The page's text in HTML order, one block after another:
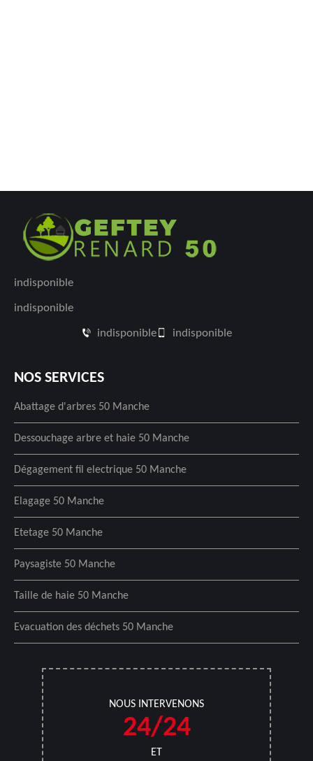
indisponible
indisponible
indisponible indisponible
NOS SERVICES
Abattage d'arbres 50 Manche
Dessouchage arbre et haie 50 Manche
Dégagement fil electrique 50 Manche
Elagage 50 Manche
Etetage 50 Manche
Paysagiste 50 Manche
Taille de haie 50 Manche
Evacuation des déchets 50 Manche
NOUS INTERVENONS
24/24
ET